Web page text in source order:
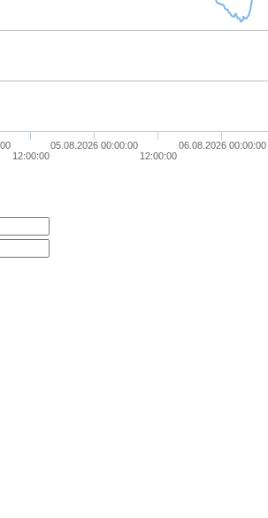
12:00:00
05.08.2026 00:00:00
12:00:00
06.08.2026 00:00:00